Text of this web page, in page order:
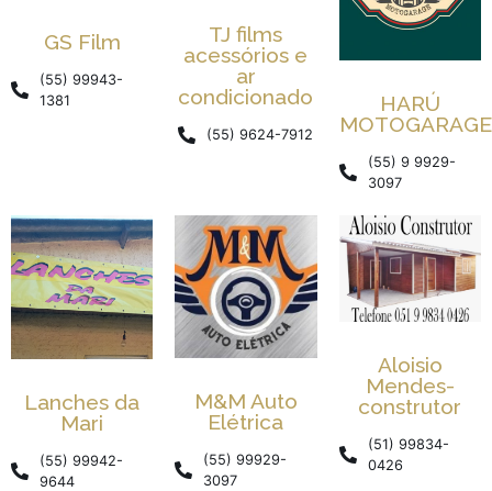
GS Film
(55) 99943-
1381
TJ films
acessórios e
ar
condicionado
(55) 9624-7912
HARÚ
MOTOGARAGE
(55) 9 9929-
3097
Lanches da
Mari
(55) 99942-
9644
M&M Auto
Elétrica
(55) 99929-
3097
Aloisio
Mendes-
construtor
(51) 99834-
0426